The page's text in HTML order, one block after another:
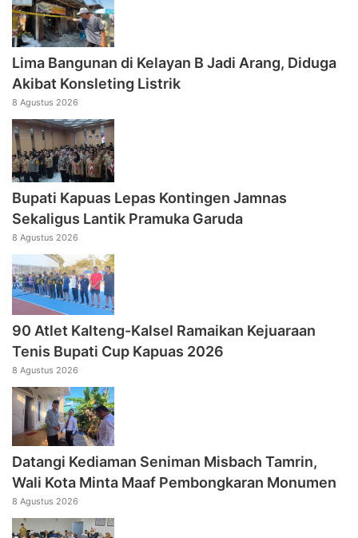
Lima Bangunan di Kelayan B Jadi Arang, Diduga
Akibat Konsleting Listrik
8 Agustus 2026
Bupati Kapuas Lepas Kontingen Jamnas
Sekaligus Lantik Pramuka Garuda
8 Agustus 2026
90 Atlet Kalteng-Kalsel Ramaikan Kejuaraan
Tenis Bupati Cup Kapuas 2026
8 Agustus 2026
Datangi Kediaman Seniman Misbach Tamrin,
Wali Kota Minta Maaf Pembongkaran Monumen
8 Agustus 2026